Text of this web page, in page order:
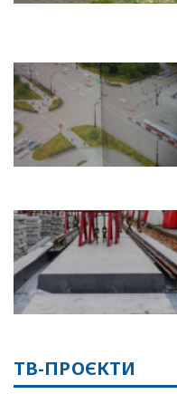
ТВ-ПРОЄКТИ